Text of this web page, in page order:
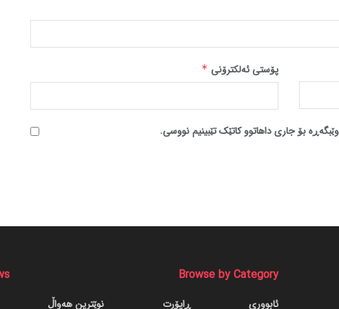
پۆستی ئەلکترۆنی *
بۆ جاری داهاتوو کاتێک تێبینیم نووسی.
Browse by Category
ئابووری ڕاپۆرت نوێترین هەواڵ